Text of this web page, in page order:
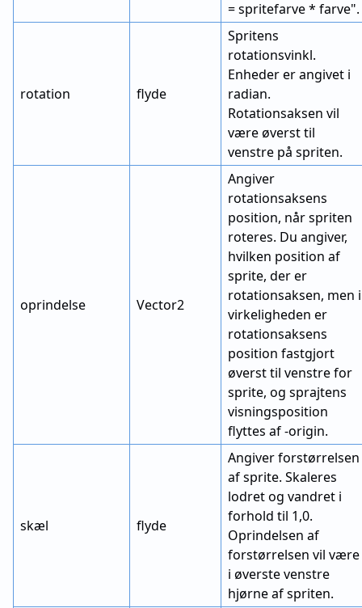
= spritefarve * farve".
rotation flyde
Spritens
rotationsvinkl.
Enheder er angivet i
radian.
Rotationsaksen vil
være øverst til
venstre på spriten.
oprindelse Vector2
Angiver
rotationsaksens
position, når spriten
roteres. Du angiver,
hvilken position af
sprite, der er
rotationsaksen, men i
virkeligheden er
rotationsaksens
position fastgjort
øverst til venstre for
sprite, og sprajtens
visningsposition
flyttes af -origin.
skæl flyde
Angiver forstørrelsen
af sprite. Skaleres
lodret og vandret i
forhold til 1,0.
Oprindelsen af
forstørrelsen vil være
i øverste venstre
hjørne af spriten.